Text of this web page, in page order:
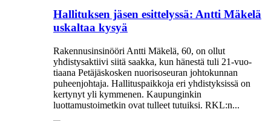
Hallituksen jäsen esittelyssä: Antti Mäkelä
uskaltaa kysyä
Rakennusinsinööri Antti Mäkelä, 60, on ollut
yhdistysaktiivi siitä saakka, kun hänestä tuli 21-vuo­
tiaana Petäjäskosken nuoriso­seuran johtokunnan
puheenjohtaja. Hallituspaikkoja eri yhdistyksissä on
kertynyt yli kymmenen. Kaupunginkin
luottamustoimetkin ovat tulleet tutuiksi. RKL:n...